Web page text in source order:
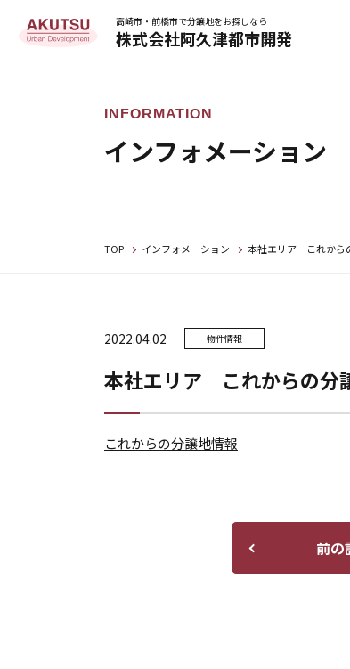
高崎市・前橋市で分譲地をお探しなら
株式会社阿久津都市開発
インフォメーション
TOP インフォメーション 本社エリア これから
2022.04.02 物件情報
本社エリア これからの分
これからの分譲地情報
前の